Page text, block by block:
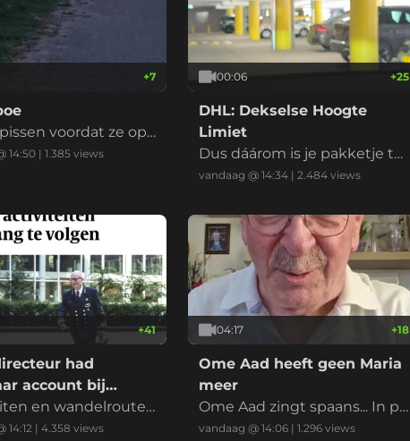
+7
voordat ze op
14:50| 1.385views
00:06 +25
DHL: Dekselse Hoogte
Limiet
Dus dáárom is je pakketje te
laat.
vandaag @ 14:34 |2.484 views
+41
had
account bij
en wandelroutes
te volgen...
14:12| 4.358 views
04:17 +18
Ome Aad heeft geen Maria
meer
Ome Aad zingt spaans... In pl
aats van Maria, kan je ook Cor
vandaag @ 14:06 |1.296 views